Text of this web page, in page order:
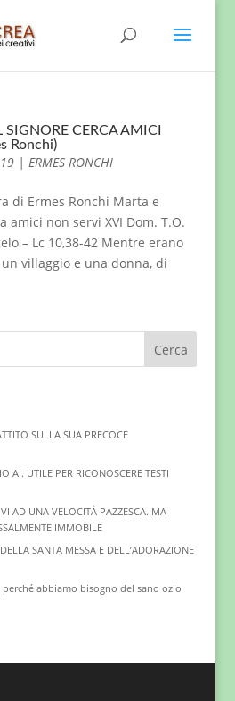
CERCA AMICI
Ronchi)
| ERMES RONCHI
Ermes Ronchi Marta e
amici non servi XVI Dom. T.O.
– Lc 10,38-42 Mentre erano
villaggio e una donna, di
Cerca
SULLA SUA PRECOCE
AI. UTILE PER RICONOSCERE TESTI
AD UNA VELOCITÀ PAZZESCA. MA
IMMOBILE
SANTA MESSA E DELL’ADORAZIONE
perché abbiamo bisogno del sano ozio